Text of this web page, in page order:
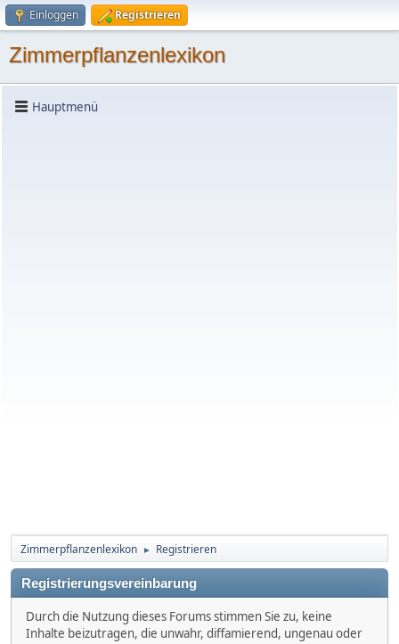
Einloggen Registrieren
Zimmerpflanzenlexikon
Hauptmenü
Zimmerpflanzenlexikon ► Registrieren
Registrierungsvereinbarung
Durch die Nutzung dieses Forums stimmen Sie zu, keine
Inhalte beizutragen, die unwahr, diffamierend, ungenau oder